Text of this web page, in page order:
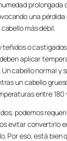
prolongada
una pérdida
más débil.
teñidos o
aplicar
Un cabello normal y
un cabello
entre 180
podemos
evitar convertirlo
Por eso, está bien